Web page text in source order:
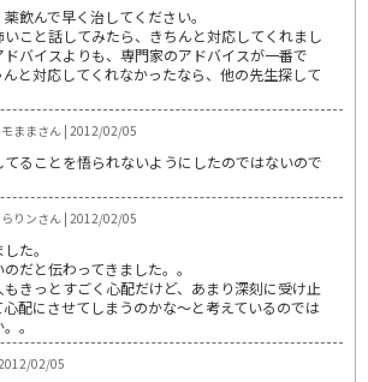
飲んで早く治してください。
いこと話してみたら、きちんと対応してくれまし
ドバイスよりも、専門家のアドバイスが一番で
と対応してくれなかったなら、他の先生探して
ままさん | 2012/02/05
てることを悟られないようにしたのではないので
りンさん | 2012/02/05
た。
だと伝わってきました。。
きっとすごく心配だけど、あまり深刻に受け止
配にさせてしまうのかな～と考えているのでは
。
02/05